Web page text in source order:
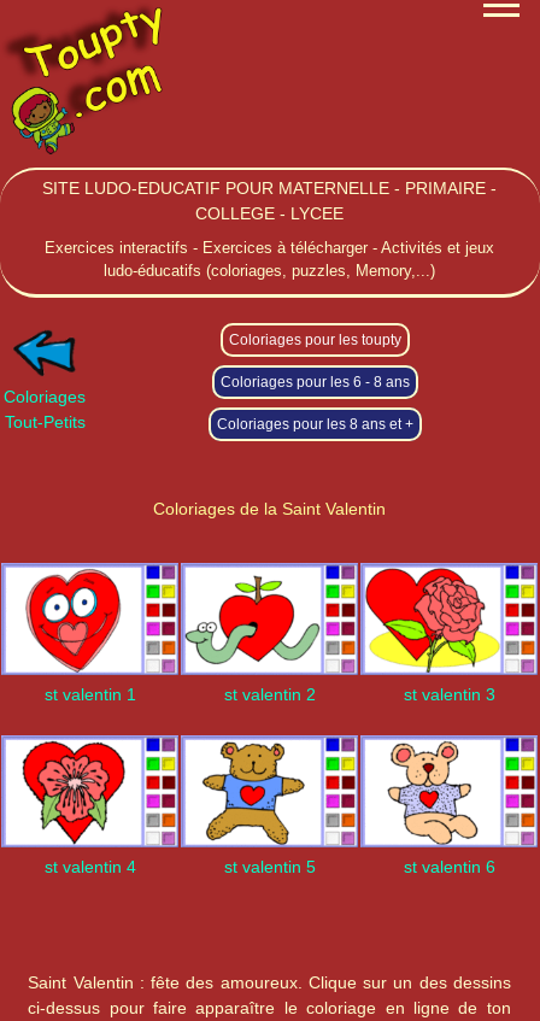
SITE LUDO-EDUCATIF POUR MATERNELLE - PRIMAIRE -
COLLEGE - LYCEE
Exercices interactifs - Exercices à télécharger - Activités et jeux
ludo-éducatifs (coloriages, puzzles, Memory,...)
Coloriages
Tout-Petits
Coloriages pour les toupty
Coloriages pour les 6 - 8 ans
Coloriages pour les 8 ans et +
Coloriages de la Saint Valentin
st valentin 1 st valentin 2 st valentin 3
st valentin 4 st valentin 5 st valentin 6
Saint Valentin : fête des amoureux. Clique sur un des dessins
ci-dessus pour faire apparaître le coloriage en ligne de ton